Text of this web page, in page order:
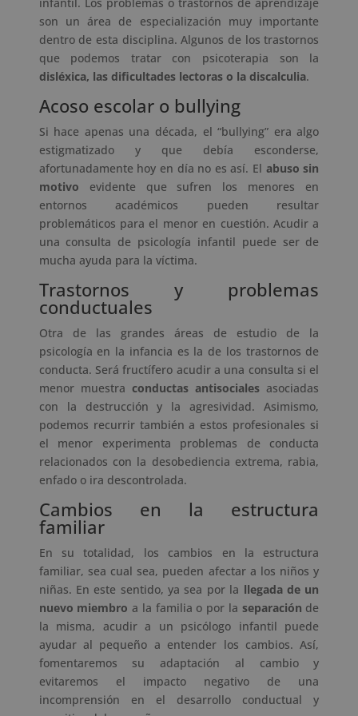
son un área de especialización muy importante
dentro de esta disciplina. Algunos de los trastornos
que podemos tratar con psicoterapia son la
disléxica, las dificultades lectoras o la discalculia.
Acoso escolar o bullying
Si hace apenas una década, el “bullying” era algo
estigmatizado y que debía esconderse,
afortunadamente hoy en día no es así. El abuso sin
motivo evidente que sufren los menores en
entornos académicos pueden resultar
problemáticos para el menor en cuestión. Acudir a
una consulta de psicología infantil puede ser de
mucha ayuda para la víctima.
Trastornos y problemas
conductuales
Otra de las grandes áreas de estudio de la
psicología en la infancia es la de los trastornos de
conducta. Será fructífero acudir a una consulta si el
menor muestra conductas antisociales asociadas
con la destrucción y la agresividad. Asimismo,
podemos recurrir también a estos profesionales si
el menor experimenta problemas de conducta
relacionados con la desobediencia extrema, rabia,
enfado o ira descontrolada.
Cambios en la estructura
familiar
En su totalidad, los cambios en la estructura
familiar, sea cual sea, pueden afectar a los niños y
niñas. En este sentido, ya sea por la llegada de un
nuevo miembro a la familia o por la separación de
la misma, acudir a un psicólogo infantil puede
ayudar al pequeño a entender los cambios. Así,
fomentaremos su adaptación al cambio y
evitaremos el impacto negativo de una
incomprensión en el desarrollo conductual y